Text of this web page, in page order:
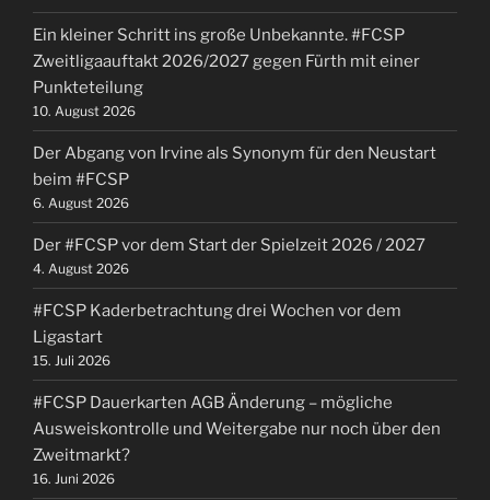
mögliche
Ausweiskontrolle
und
Weitergabe
nur
noch
über
den
Zweitmarkt?“
Ein kleiner Schritt ins große Unbekannte. #FCSP
Zweitligaauftakt 2026/2027 gegen Fürth mit einer
Punkteteilung
10. August 2026
Der Abgang von Irvine als Synonym für den Neustart
beim #FCSP
6. August 2026
Der #FCSP vor dem Start der Spielzeit 2026 / 2027
4. August 2026
#FCSP Kaderbetrachtung drei Wochen vor dem
Ligastart
15. Juli 2026
#FCSP Dauerkarten AGB Änderung – mögliche
Ausweiskontrolle und Weitergabe nur noch über den
Zweitmarkt?
16. Juni 2026